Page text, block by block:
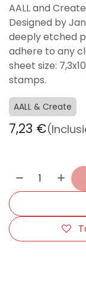
AALL and
Designed by
deeply etched
adhere to any
sheet size:
stamps.
AALL & Create
7,23 €